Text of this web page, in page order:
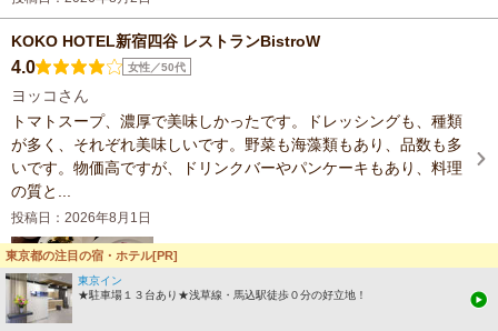
KOKO HOTEL新宿四谷 レストランBistroW
4.0 女性／50代
ヨッコさん
トマトスープ、濃厚で美味しかったです。ドレッシングも、種類
が多く、それぞれ美味しいです。野菜も海藻類もあり、品数も多
いです。物価高ですが、ドリンクバーやパンケーキもあり、料理
の質と...
投稿日：2026年8月1日
KOKO HOTEL新宿四谷 レストランBistroW
東京都の注目の宿・ホテル[PR]
東京イン
★駐車場１３台あり★浅草線・馬込駅徒歩０分の好立地！